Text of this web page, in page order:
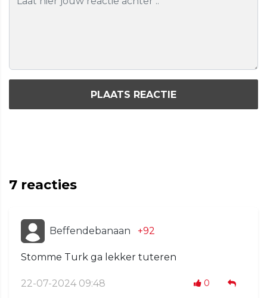
PLAATS REACTIE
7 reacties
Beffendebanaan +92
Stomme Turk ga lekker tuteren
22-07-2024 09:48 0